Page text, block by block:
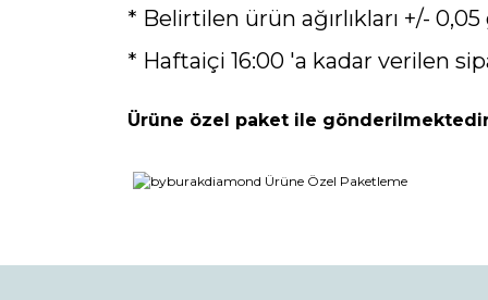
* Belirtilen ürün ağırlıkları +/-
* Haftaiçi 16:00 'a kadar verilen
Ürüne özel paket ile
Görüş ve önerileriniz için teşekkür ederiz.